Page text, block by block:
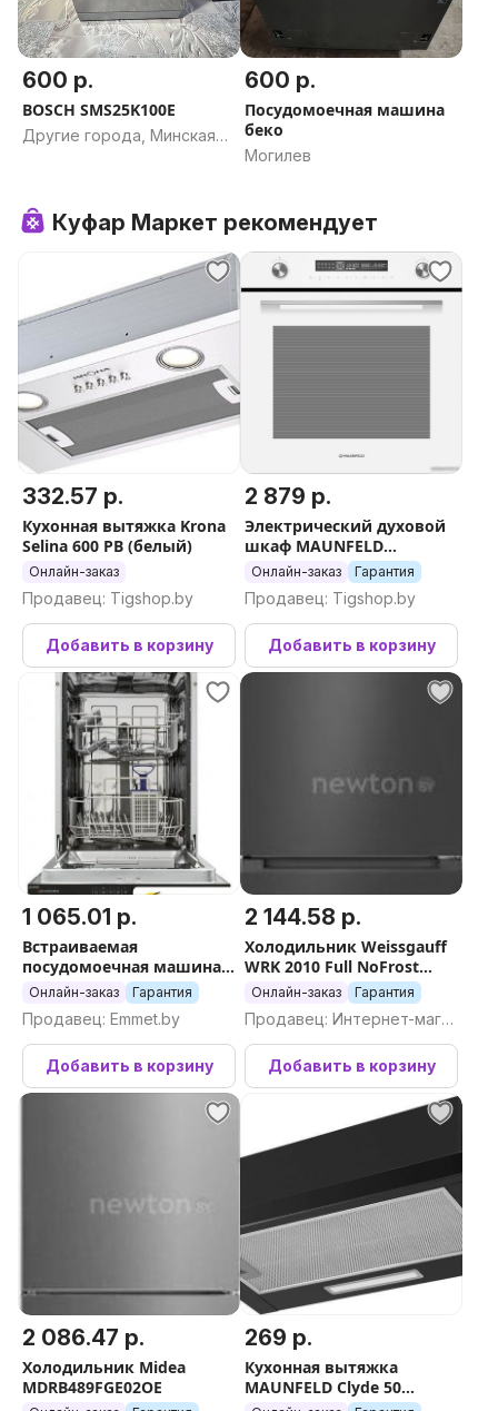
600 р.
BOSCH SMS25K100E
Другие города, Минская
600 р.
Посудомоечная машина
беко
Могилев
Куфар Маркет рекомендует
332.57 р.
Кухонная вытяжка Krona
Selina 600 PB (белый)
Онлайн-заказ
Продавец: Tigshop.by
Добавить в корзину
2 879 р.
Электрический духовой
шкаф MAUNFELD
MEOR7217DMW
Онлайн-заказ Гарантия
Продавец: Tigshop.by
Добавить в корзину
1 065.01 р.
Встраиваемая
посудомоечная машина
Schaub Lorenz SLG VI4405
Онлайн-заказ Гарантия
Продавец: Emmet.by
Добавить в корзину
2 144.58 р.
Холодильник Weissgauff
WRK 2010 Full NoFrost
Inverter Dark Grey
Онлайн-заказ Гарантия
Продавец: Интернет-магаз
ин Newton.by
Добавить в корзину
2 086.47 р.
Холодильник Midea
MDRB489FGE02OE
269 р.
Кухонная вытяжка
MAUNFELD Clyde 50